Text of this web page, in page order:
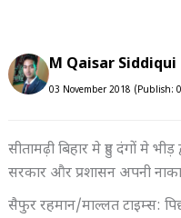
M Qaisar Siddiqui
03 November 2018 (Publish:
सीतामढ़ी बिहार मे हुए दंगों मे
सरकार और प्रशासन अपनी
सैफुर रहमान/माल्लत टाइम्स: